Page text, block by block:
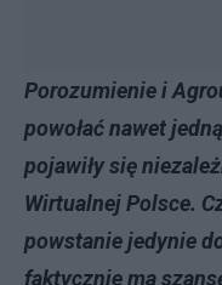
Porozumienie i
powołać nawet
pojawiły się
Wirtualnej Polsce.
powstanie jedynie
faktycznie ma